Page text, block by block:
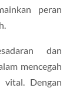
peran
dan
mencegah
vital. Dengan